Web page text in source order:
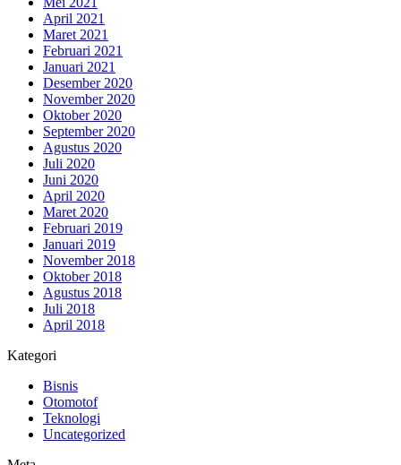
April 2021
Maret 2021
Februari 2021
Januari 2021
Desember 2020
November 2020
Oktober 2020
September 2020
Agustus 2020
Juli 2020
Juni 2020
April 2020
Maret 2020
Februari 2019
Januari 2019
November 2018
Oktober 2018
Agustus 2018
Juli 2018
April 2018
Kategori
Bisnis
Otomotof
Teknologi
Uncategorized